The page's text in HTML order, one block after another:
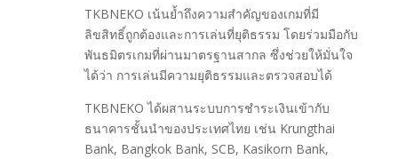
TKBNEKO เน้นย้ำถึงความสำคัญของเกมที่มี
ลิขสิทธิ์ถูกต้องและการเล่นที่ยุติธรรม โดยร่วมมือกับ
พันธมิตรเกมที่ผ่านมาตรฐานสากล ซึ่งช่วยให้มั่นใจ
ได้ว่า การเล่นมีความยุติธรรมและตรวจสอบได้
TKBNEKO ได้ผสานระบบการชำระเงินเข้ากับ
ธนาคารชั้นนำของประเทศไทย เช่น Krungthai
Bank, Bangkok Bank, SCB, Kasikorn Bank,